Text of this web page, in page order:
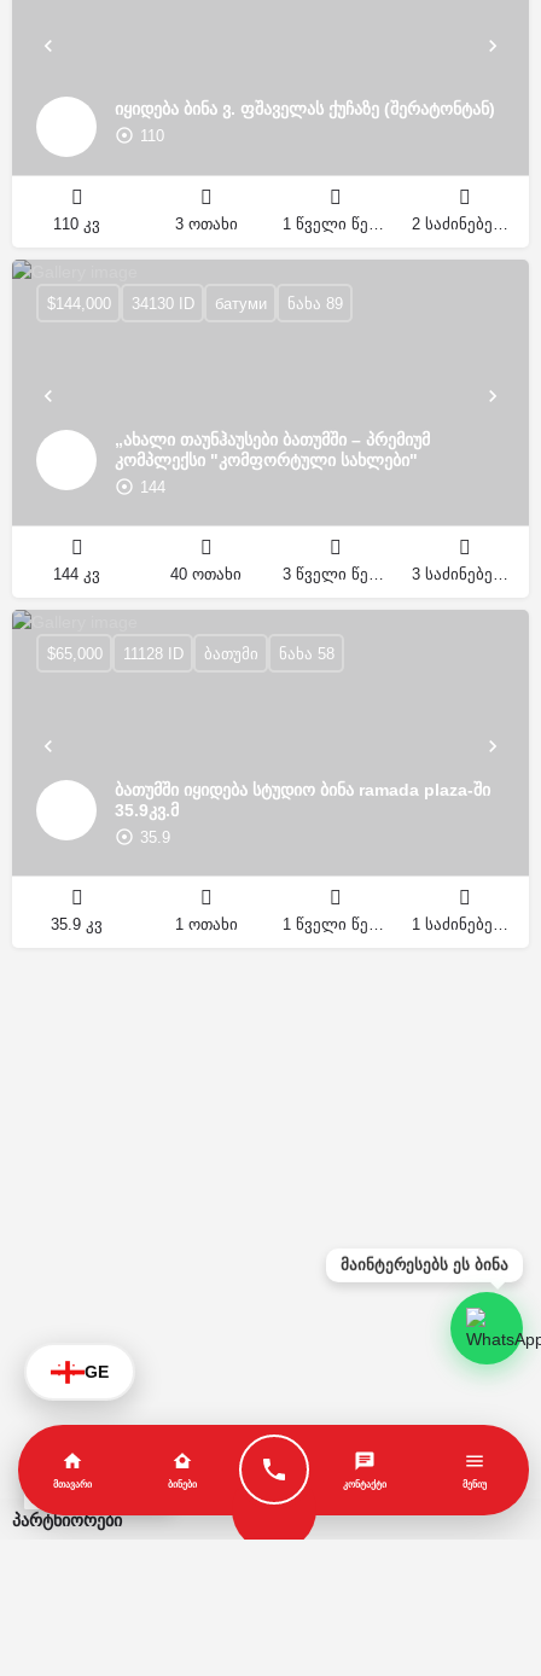
იყიდება ბინა ვ. ფშაველას ქუჩაზე (შერატონტან)
110
110 კვ 3 ოთახი 1 წველი წერტილი 2 საძინებელი
„ახალი თაუნჰაუსები ბათუმში – პრემიუმ
კომპლექსი "კომფორტული სახლები"
144
$144,000 34130 ID батуми ნახა 89
144 კვ 40 ოთახი 3 წველი წერტილი 3 საძინებელი
ბათუმში იყიდება სტუდიო ბინა ramada plaza-ში
35.9კვ.მ
35.9
$65,000 11128 ID ბათუმი ნახა 58
35.9 კვ 1 ოთახი 1 წველი წერტილი 1 საძინებელი
პარტნიორები
GE
ᲛᲗᲐᲕᲐᲠᲘ ᲑᲘᲜᲔᲑᲘ ᲙᲝᲜᲢᲐᲥᲢᲘ ᲛᲔᲜᲘᲣ
მაინტერესებს ეს ბინა